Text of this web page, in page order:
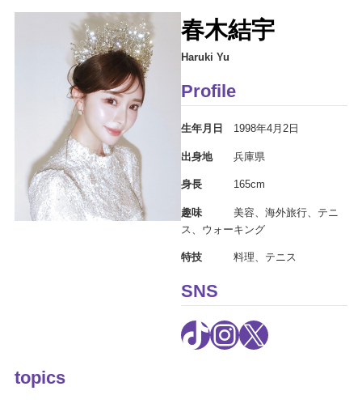
春木結宇
Haruki Yu
Profile
生年月日 1998年4月2日
出身地兵庫県
身長 165cm
趣味 美容、海外旅行、テニ
ス、ウォーキング
特技 料理、テニス
SNS
TikTok InstagramX
topics